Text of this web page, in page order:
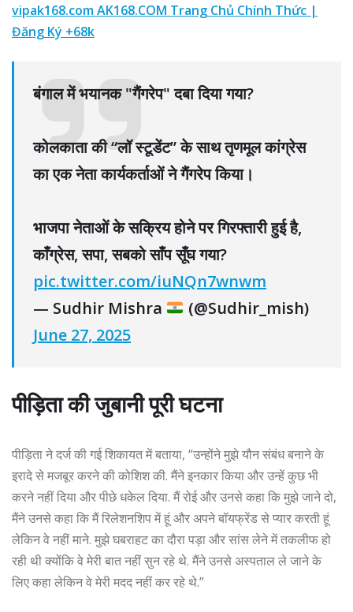
vipak168.com AK168.COM Trang Chủ Chính Thức |
Đăng Ký +68k
बंगाल में भयानक "गैंगरेप" दबा दिया गया?
कोलकाता की “लॉ स्टूडेंट” के साथ तृणमूल कांग्रेस
का एक नेता कार्यकर्ताओं ने गैंगरेप किया।
भाजपा नेताओं के सक्रिय होने पर गिरफ्तारी हुई है,
काँग्रेस, सपा, सबको साँप सूँघ गया?
pic.twitter.com/iuNQn7wnwm
— Sudhir Mishra
(@Sudhir_mish)
June 27, 2025
पीड़िता की जुबानी पूरी घटना
पीड़िता ने दर्ज की गई शिकायत में बताया, “उन्होंने मुझे यौन संबंध बनाने के
इरादे से मजबूर करने की कोशिश की. मैंने इनकार किया और उन्हें कुछ भी
करने नहीं दिया और पीछे धकेल दिया. मैं रोई और उनसे कहा कि मुझे जाने दो,
मैंने उनसे कहा कि मैं रिलेशनशिप में हूं और अपने बॉयफ्रेंड से प्यार करती हूं
लेकिन वे नहीं माने. मुझे घबराहट का दौरा पड़ा और सांस लेने में तकलीफ हो
रही थी क्योंकि वे मेरी बात नहीं सुन रहे थे. मैंने उनसे अस्पताल ले जाने के
लिए कहा लेकिन वे मेरी मदद नहीं कर रहे थे.”